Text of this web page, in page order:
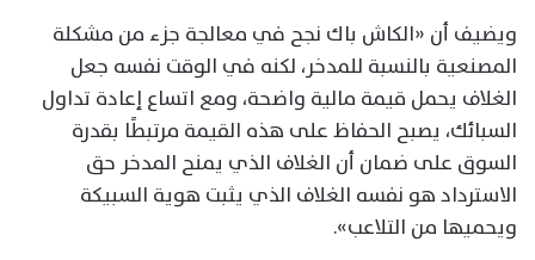
ويضيف أن «الكاش باك نجح في معالجة جزء من مشكلة
المصنعية بالنسبة للمدخر، لكنه في الوقت نفسه جعل
الغلاف يحمل قيمة مالية واضحة، ومع اتساع إعادة تداول
السبائك، يصبح الحفاظ على هذه القيمة مرتبطًا بقدرة
السوق على ضمان أن الغلاف الذي يمنح المدخر حق
الاسترداد هو نفسه الغلاف الذي يثبت هوية السبيكة
ويحميها من التلاعب».